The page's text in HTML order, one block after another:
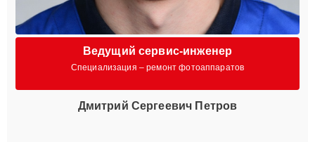
Ведущий сервис-инженер
Специализация – ремонт фотоаппаратов
Дмитрий Сергеевич Петров